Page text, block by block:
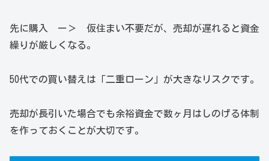
先に購入 ー＞ 仮住まい不要だが、売却が遅れると資金
繰りが厳しくなる。
50代での買い替えは「二重ローン」が大きなリスクです。
売却が長引いた場合でも余裕資金で数ヶ月はしのげる体制
を作っておくことが大切です。